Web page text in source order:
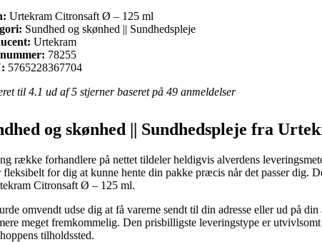
Urtekram Citronsaft Ø – 125 ml
Sundhed og skønhed || Sundhedspleje
Urtekram
78255
5765228367704
til 4.1 ud af 5 stjerner baseret på 49 anmeldelser
og skønhed || Sundhedspleje fra
række forhandlere på nettet tildeler heldigvis alverdens
fleksibelt for dig at kunne hente din pakke præcis når det passer dig.
Citronsaft Ø – 125 ml.
omvendt udse dig at få varerne sendt til din adresse eller ud på
meget fremkommelig. Den prisbilligste leveringstype er
tilholdssted.